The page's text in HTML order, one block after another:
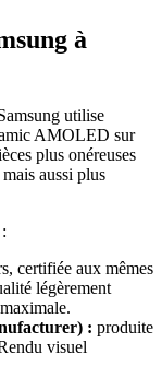
à
utilise
AMOLED sur
plus onéreuses
aussi plus
certifiée aux mêmes
légèrement
: produite
visuel